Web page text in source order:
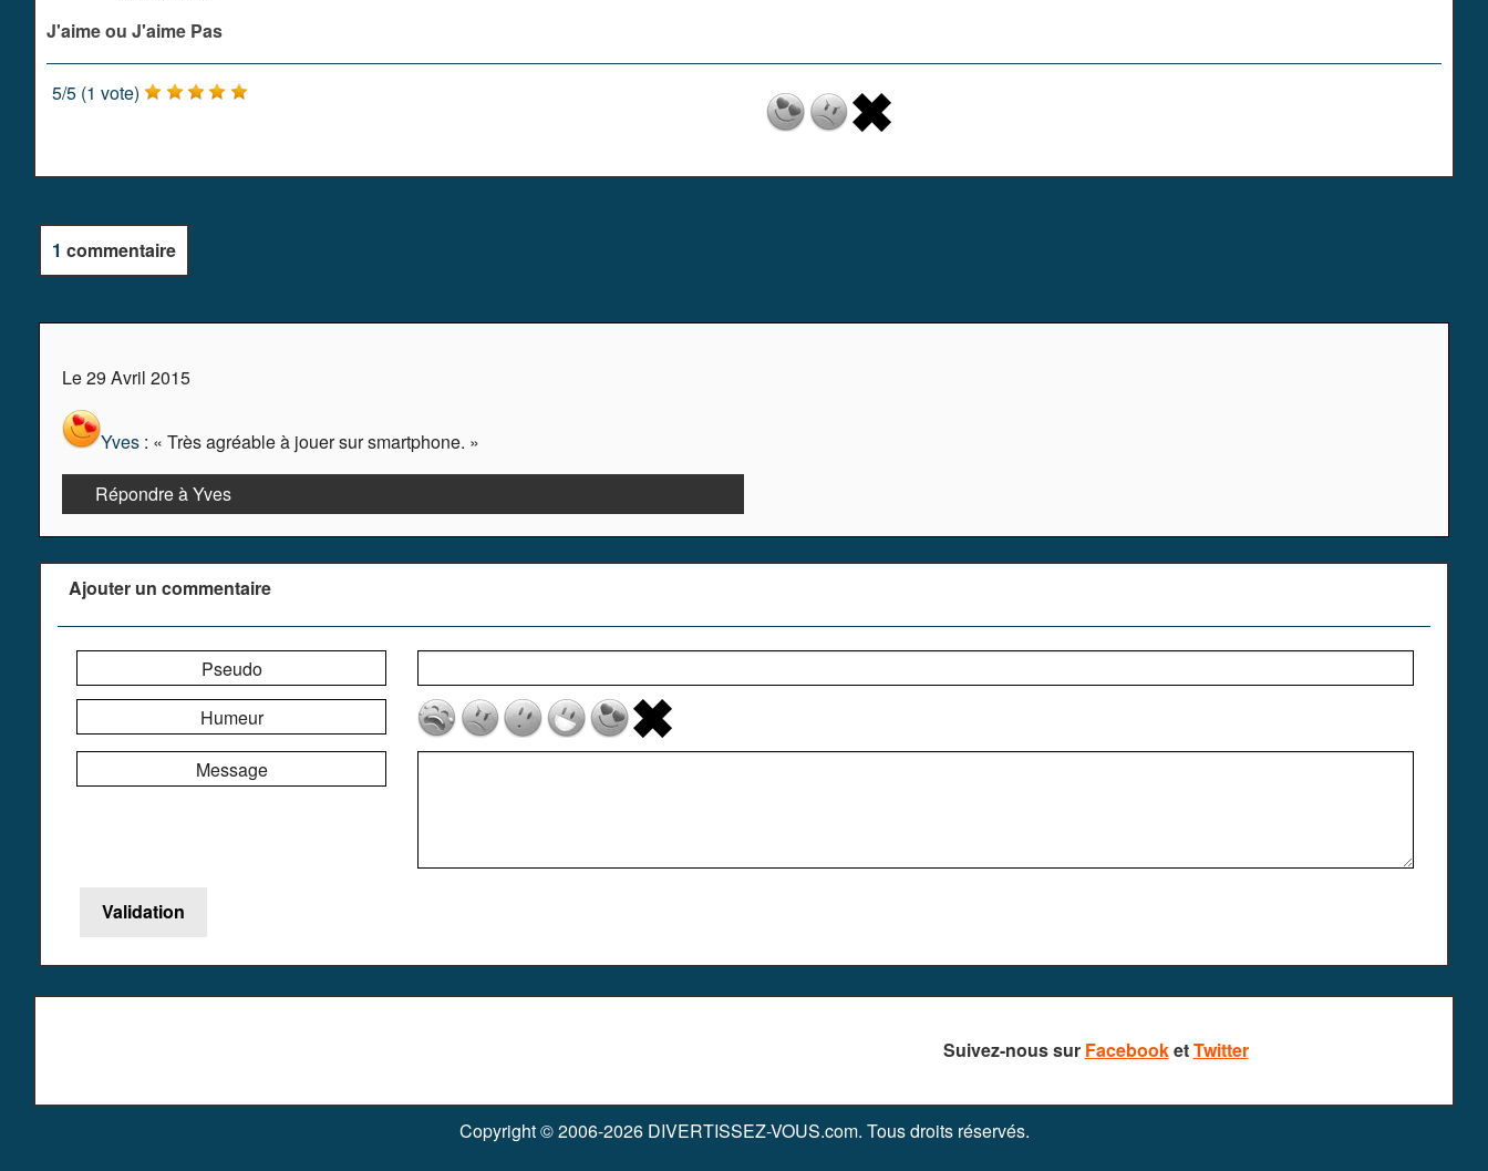
J'aime ou J'aime Pas
5/5 (1 vote)
1 commentaire
Le 29 Avril 2015
Yves : « Très agréable à jouer sur smartphone. »
Répondre à Yves
Ajouter un commentaire
Pseudo
Humeur
Message
Suivez-nous sur FacebooketTwitter
Copyright © 2006-2026 DIVERTISSEZ-VOUS.com. Tous droits réservés.